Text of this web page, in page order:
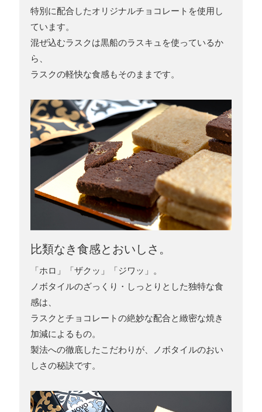
特別に配合したオリジナルチョコレートを使用し
ています。
混ぜ込むラスクは黒船のラスキュを使っているか
ら、
ラスクの軽快な食感もそのままです。
比類なき食感とおいしさ。
「ホロ」「ザクッ」「ジワッ」。
ノボタイルのざっくり・しっとりとした独特な食
感は、
ラスクとチョコレートの絶妙な配合と緻密な焼き
加減によるもの。
製法への徹底したこだわりが、ノボタイルのおい
しさの秘訣です。